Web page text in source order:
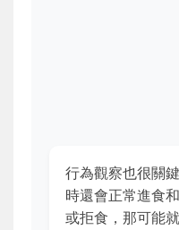
行為觀察也很關
時還會正常進食
或拒食，那可能